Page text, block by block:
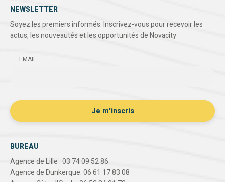
NEWSLETTER
Soyez les premiers informés. Inscrivez-vous pour recevoir les
actus, les nouveautés et les opportunités de Novacity
EMAIL
BUREAU
Agence de Lille : 03 74 09 52 86
Agence de Dunkerque: 06 61 17 83 08